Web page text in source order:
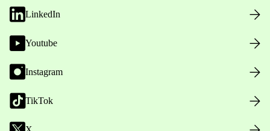
LinkedIn
Youtube
Instagram
TikTok